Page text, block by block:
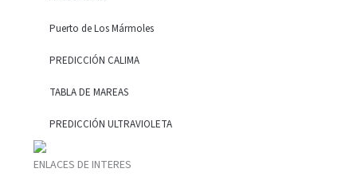
Puerto de Los Mármoles
PREDICCIÓN CALIMA
TABLA DE MAREAS
PREDICCIÓN ULTRAVIOLETA
ENLACES DE INTERES